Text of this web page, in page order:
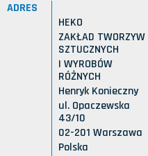
ADRES
HEKO
ZAKŁAD TWORZYW
SZTUCZNYCH
I WYROBÓW
RÓŻNYCH
Henryk Konieczny
ul. Opaczewska
43/10
02-201 Warszawa
Polska